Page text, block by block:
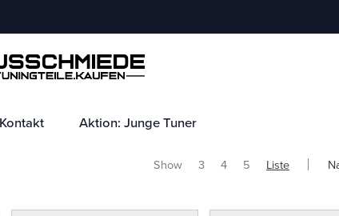
Kontakt Aktion: Junge Tuner
Show 3 4 5 Liste